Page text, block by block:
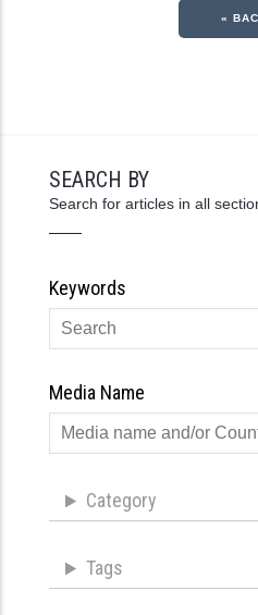
«
SEARCH BY
Search for articles in all
Keywords
Media Name
Category
Tags